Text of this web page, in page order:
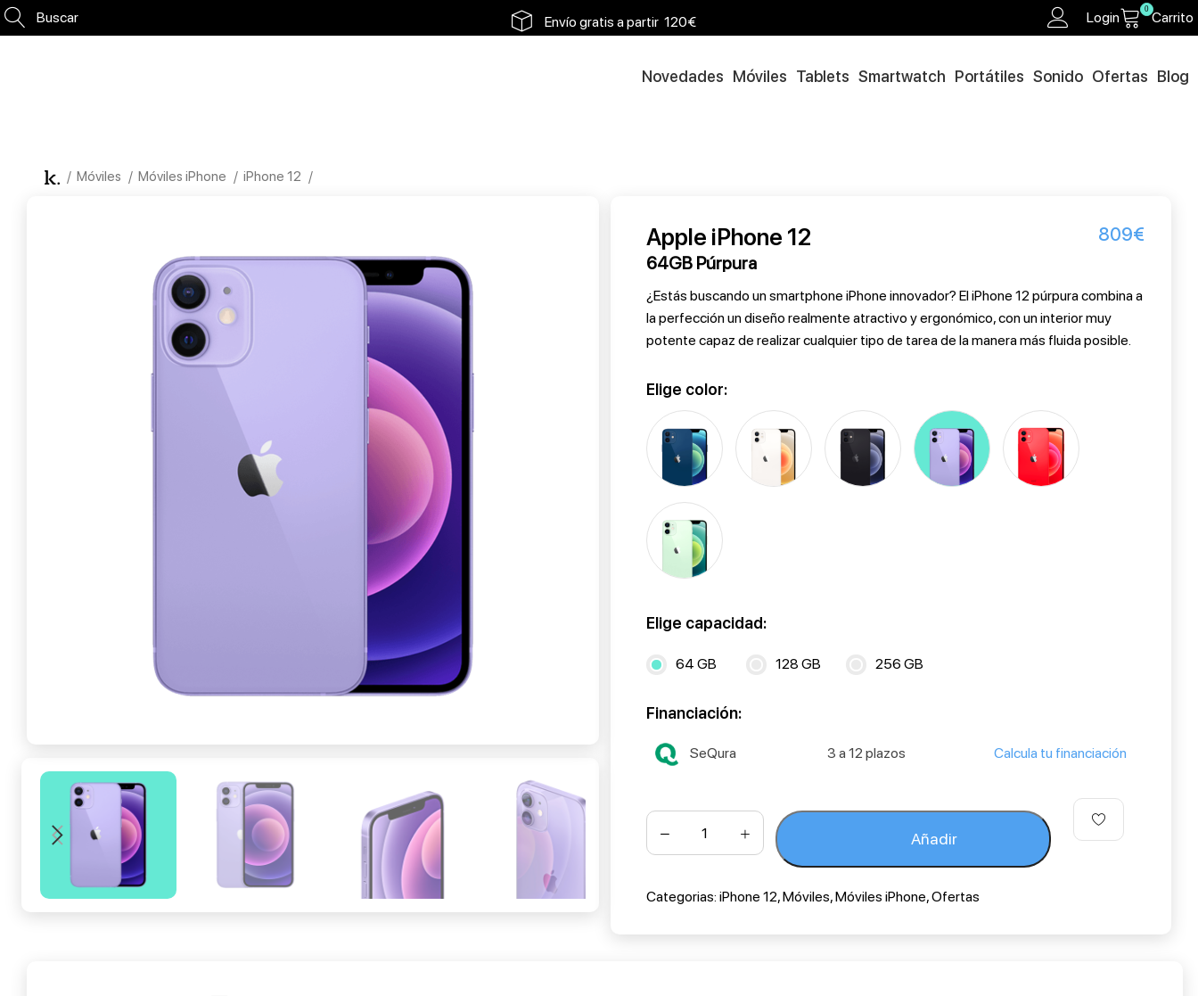
Buscar Envíos en 48h a 72h Login 0 Carrito
Novedades Móviles Tablets Smartwatch Portátiles Sonido Ofertas Blog
Móviles Móviles iPhone iPhone 12
809€
Apple iPhone 12
64GB Púrpura
¿Estás buscando un smartphone iPhone innovador? El iPhone 12 púrpura combina a
la perfección un diseño realmente atractivo y ergonómico, con un interior muy
potente capaz de realizar cualquier tipo de tarea de la manera más fluida posible.
Elige color:
Elige capacidad:
64 GB 128 GB 256 GB
Financiación:
SeQura 3 a 12 plazos Calcula tu financiación
Añadir
Categorias: iPhone 12,Móviles,Móviles iPhone,Ofertas